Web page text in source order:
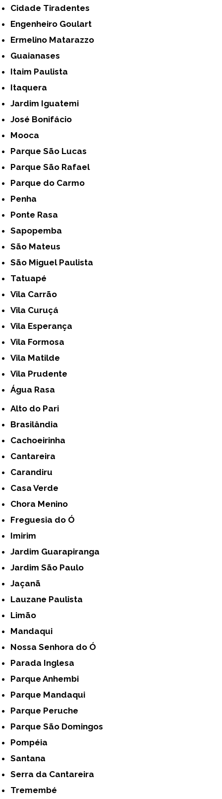
Cidade Tiradentes
Engenheiro Goulart
Ermelino Matarazzo
Guaianases
Itaim Paulista
Itaquera
Jardim Iguatemi
José Bonifácio
Mooca
Parque São Lucas
Parque São Rafael
Parque do Carmo
Penha
Ponte Rasa
Sapopemba
São Mateus
São Miguel Paulista
Tatuapé
Vila Carrão
Vila Curuçá
Vila Esperança
Vila Formosa
Vila Matilde
Vila Prudente
Água Rasa
Alto do Pari
Brasilândia
Cachoeirinha
Cantareira
Carandiru
Casa Verde
Chora Menino
Freguesia do Ó
Imirim
Jardim Guarapiranga
Jardim São Paulo
Jaçanã
Lauzane Paulista
Limão
Mandaqui
Nossa Senhora do Ó
Parada Inglesa
Parque Anhembi
Parque Mandaqui
Parque Peruche
Parque São Domingos
Pompéia
Santana
Serra da Cantareira
Tremembé